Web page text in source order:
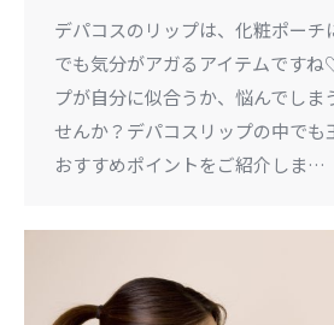
デパコスのリップは、化粧ポーチ
でも気分がアガるアイテムです
プが自分に似合うか、悩んでしま
せんか？デパコスリップの中でも
おすすめポイントをご紹介しま…